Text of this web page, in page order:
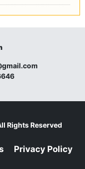
Rights Reserved
Privacy Policy